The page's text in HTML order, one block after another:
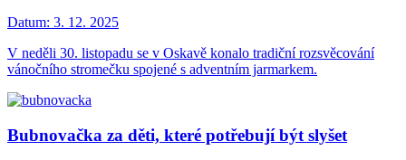
Datum: 3. 12. 2025
V neděli 30. listopadu se v Oskavě konalo tradiční rozsvěcování
vánočního stromečku spojené s adventním jarmarkem.
Bubnovačka za děti, které potřebují být slyšet